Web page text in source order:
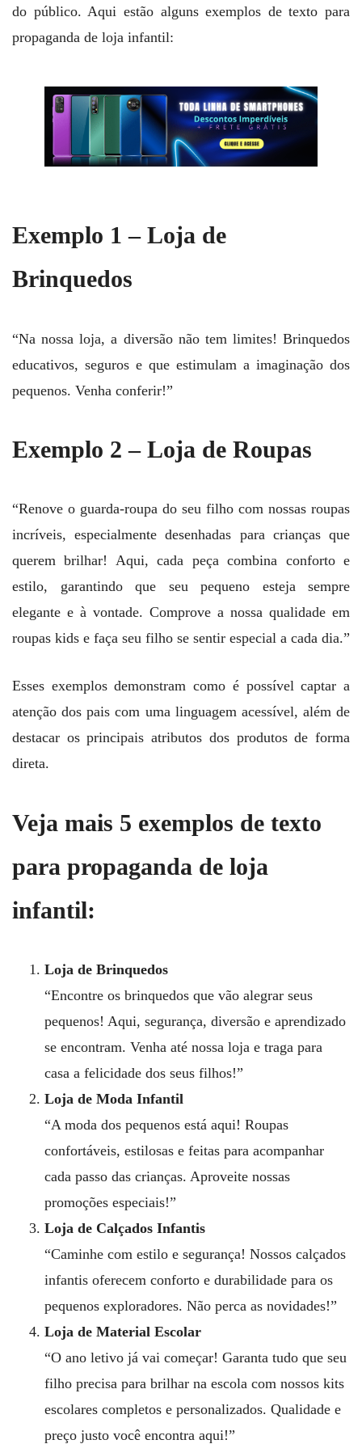
do público. Aqui estão alguns exemplos de texto para
propaganda de loja infantil:
Exemplo 1 – Loja de
Brinquedos
“Na nossa loja, a diversão não tem limites! Brinquedos
educativos, seguros e que estimulam a imaginação dos
pequenos. Venha conferir!”
Exemplo 2 – Loja de Roupas
“Renove o guarda-roupa do seu filho com nossas roupas
incríveis, especialmente desenhadas para crianças que
querem brilhar! Aqui, cada peça combina conforto e
estilo, garantindo que seu pequeno esteja sempre
elegante e à vontade. Comprove a nossa qualidade em
roupas kids e faça seu filho se sentir especial a cada dia.”
Esses exemplos demonstram como é possível captar a
atenção dos pais com uma linguagem acessível, além de
destacar os principais atributos dos produtos de forma
direta.
Veja mais 5 exemplos de texto
para propaganda de loja
infantil:
Loja de Brinquedos
“Encontre os brinquedos que vão alegrar seus
pequenos! Aqui, segurança, diversão e aprendizado
se encontram. Venha até nossa loja e traga para
casa a felicidade dos seus filhos!”
Loja de Moda Infantil
“A moda dos pequenos está aqui! Roupas
confortáveis, estilosas e feitas para acompanhar
cada passo das crianças. Aproveite nossas
promoções especiais!”
Loja de Calçados Infantis
“Caminhe com estilo e segurança! Nossos calçados
infantis oferecem conforto e durabilidade para os
pequenos exploradores. Não perca as novidades!”
Loja de Material Escolar
“O ano letivo já vai começar! Garanta tudo que seu
filho precisa para brilhar na escola com nossos kits
escolares completos e personalizados. Qualidade e
preço justo você encontra aqui!”